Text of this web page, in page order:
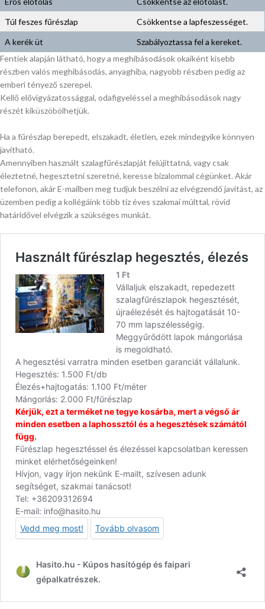
Túl feszes fűrészlap
Csökkentse a lapfeszességet.
A kerék üt
Szabályoztassa fel a kereket.
Fentiek alapján látható, hogy a meghibásodások okaiként kisebb
részben valós meghibásodás, anyaghiba, nagyobb részben pedig az
emberi tényező szerepel.
Kellő elővigyázatossággal, odafigyeléssel a meghibásodások nagy
részét kiküszöbölhetjük.
Ha a fűrészlap berepedt, elszakadt, életlen, ezek mindegyike könnyen
javítható.
Amennyiben használt szalagfűrészlapját felújíttatná, vagy csak
éleztetné, hegesztetni szeretné, keresse bizalommal cégünket. Akár
telefonon, akár E-mailben meg tudjuk beszélni az elvégzendő javítást, az
üzemben pedig a kollégáink több tíz éves szakmai múlttal, rövid
határidővel elvégzik a szükséges munkát.